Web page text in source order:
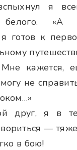
я
белого. «А
готов к
кажется,
не
друг, я в
—
в бою!